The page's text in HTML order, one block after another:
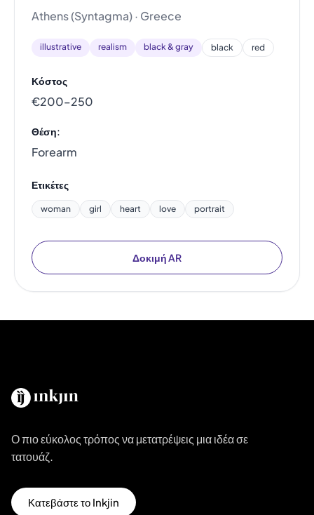
Athens (Syntagma) · Greece
illustrative realism black & gray black red
Κόστος
€200–250
Θέση:
Forearm
Ετικέτες
woman girl heart love portrait
Δοκιμή AR
Ο πιο εύκολος τρόπος να μετατρέψεις μια ιδέα σε
τατουάζ.
Κατεβάστε το Inkjin